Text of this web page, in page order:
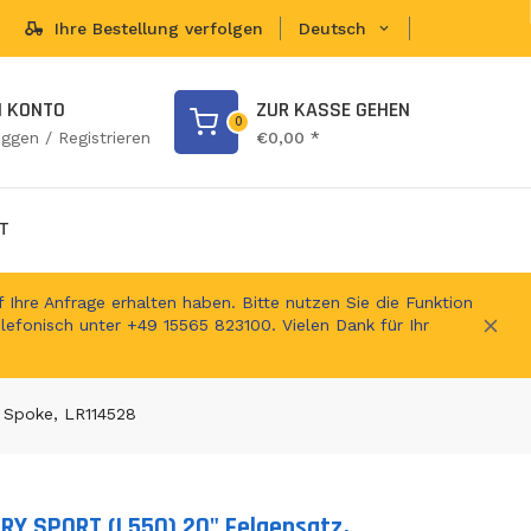
Ihre Bestellung verfolgen Deutsch
Shop
KONTO
/ Registrieren
0 ZUR KASSE GEHEN
€0,00 *
Anfrage erhalten haben. Bitte nutzen Sie die Funktion
unter +49 15565 823100. Vielen Dank für Ihr
LR114528